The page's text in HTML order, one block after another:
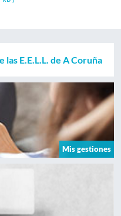
las E.E.L.L. de A Coruña
Mis gestiones